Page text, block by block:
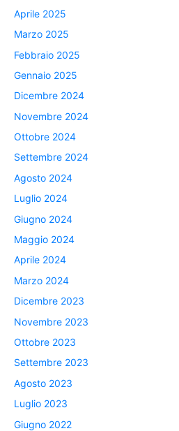
Aprile 2025
Marzo 2025
Febbraio 2025
Gennaio 2025
Dicembre 2024
Novembre 2024
Ottobre 2024
Settembre 2024
Agosto 2024
Luglio 2024
Giugno 2024
Maggio 2024
Aprile 2024
Marzo 2024
Dicembre 2023
Novembre 2023
Ottobre 2023
Settembre 2023
Agosto 2023
Luglio 2023
Giugno 2022